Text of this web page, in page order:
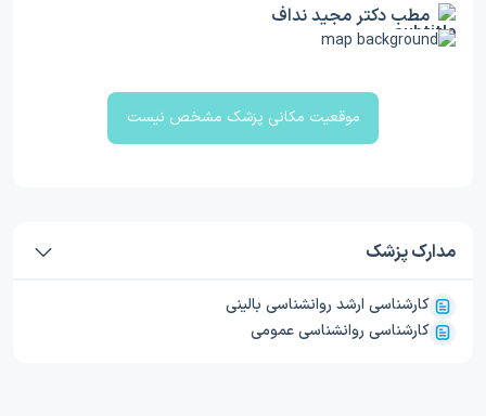
مطب دکتر مجید نداف
موقعیت مکانی پزشک مشخص نیست
مدارک پزشک
کارشناسی ارشد روانشناسی بالینی
کارشناسی روانشناسی عمومی